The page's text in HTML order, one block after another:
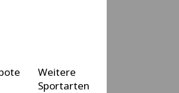
Weitere
Sportarten